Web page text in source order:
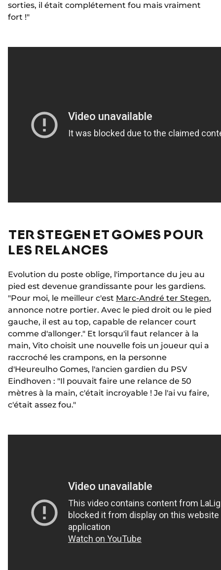
sorties, il était complétement fou mais vraiment
fort !"
TER STEGEN ET GOMES POUR
LES RELANCES
Evolution du poste oblige, l'importance du jeu au
pied est devenue grandissante pour les gardiens.
"Pour moi, le meilleur c'est Marc-André ter Stegen,
annonce notre portier. Avec le pied droit ou le pied
gauche, il est au top, capable de relancer court
comme d'allonger." Et lorsqu'il faut relancer à la
main, Vito choisit une nouvelle fois un joueur qui a
raccroché les crampons, en la personne
d'Heureulho Gomes, l'ancien gardien du PSV
Eindhoven : "Il pouvait faire une relance de 50
mètres à la main, c'était incroyable ! Je l'ai vu faire,
c'était assez fou."